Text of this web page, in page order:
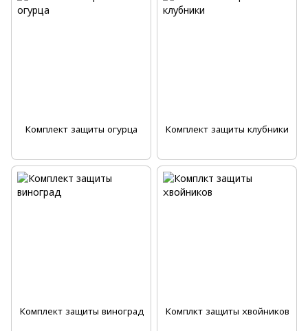
Комплект защиты огурца Комплект защиты клубники
Комплект защиты виноград Комплкт защиты хвойников